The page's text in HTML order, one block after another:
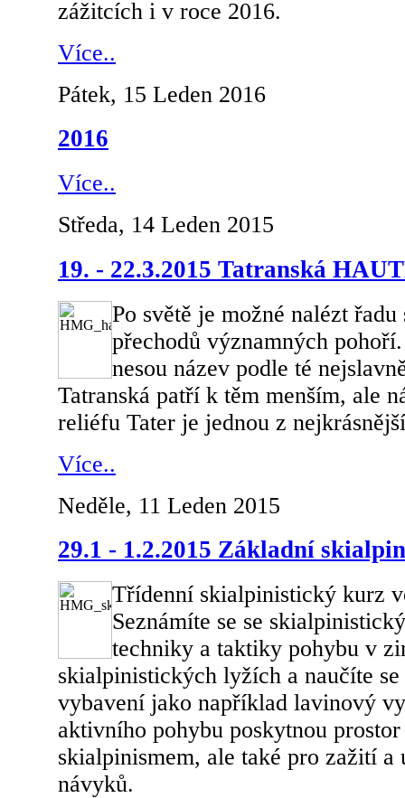
zážitcích i v roce 2016.
Více..
Pátek, 15 Leden 2016
2016
Více..
Středa, 14 Leden 2015
19. - 22.3.2015 Tatranská
Po světě je možné nalézt
přechodů významných
nesou název podle té
Tatranská patří k těm menším, ale
reliéfu Tater je jednou z
Více..
Neděle, 11 Leden 2015
29.1 - 1.2.2015 Základní
Třídenní skialpinistický kurz
Seznámíte se se
techniky a taktiky pohybu v
skialpinistických lyžích a naučíte
vybavení jako například lavinový
aktivního pohybu poskytnou
skialpinismem, ale také pro zažití
návyků.